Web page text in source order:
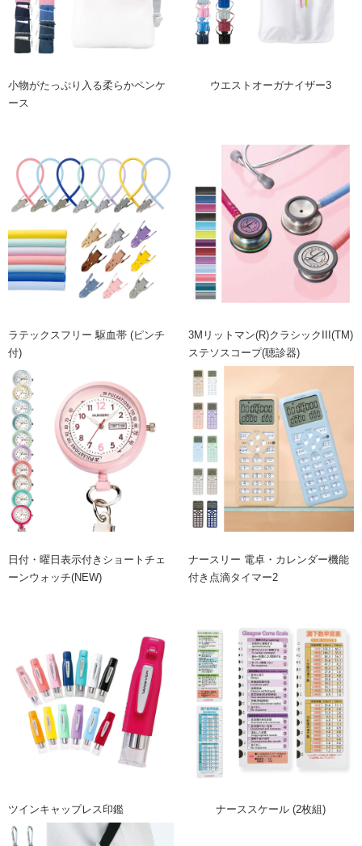
小物がたっぷり入る柔らかペンケ
ース
ウエストオーガナイザー3
ラテックスフリー 駆血帯 (ピンチ
付)
3Mリットマン(R)クラシックIII(TM)
ステソスコープ(聴診器)
日付・曜日表示付きショートチェ
ーンウォッチ(NEW)
ナースリー 電卓・カレンダー機能
付き点滴タイマー2
ツインキャップレス印鑑 ナーススケール (2枚組)